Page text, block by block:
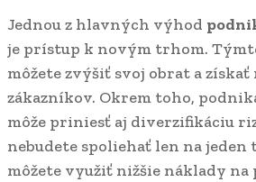
Jednou z hlavných výhod
je prístup k novým trhom.
môžete zvýšiť svoj obrat a
zákazníkov. Okrem toho,
môže priniesť aj diverzifikáciu
nebudete spoliehať len na
môžete využiť nižšie náklady na